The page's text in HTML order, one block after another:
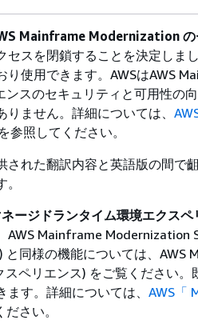
Mainframe Modernization の
セスを閉鎖することを決定しま
使用できます。AWSはAWS
スのセキュリティと可用性の
ません。詳細については、
参照してください。
れた翻訳内容と英語版の間で
ジドランタイム環境エクスペ
AWS Mainframe Modernization
同様の機能については、AWS
ペリエンス) をご覧ください。
す。詳細については、 AWS「
さい。